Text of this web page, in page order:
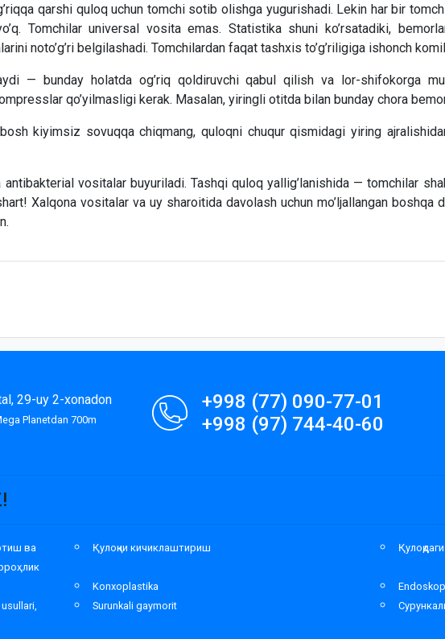
qarshi quloq uchun tomchi sotib olishga yugurishadi. Lekin har bir
Tomchilar universal vosita emas. Statistika shuni ko’rsatadiki,
noto’g’ri belgilashadi. Tomchilardan faqat tashxis to’g’riligiga ishonch
— bunday holatda og’riq qoldiruvchi qabul qilish va lor-shifokorga
qo’yilmasligi kerak. Masalan, yiringli otitda bilan bunday chora
kiyimsiz sovuqqa chiqmang, quloqni chuqur qismidagi yiring
antibakterial vositalar buyuriladi. Tashqi quloq yallig’lanishida — tomchilar
Xalqona vositalar va uy sharoitida davolash uchun mo’ljallangan boshqa
29-uy 2-xonadon
Planetdan 700m
+998 (77) 090-77-01
+998 (97) 744-40-60
ва
Қулоқни кичиклаштириш
Konxoplastika
Surunkali gaymorit